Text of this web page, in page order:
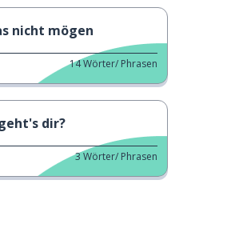
nicht mögen
14Wörter/ Phrasen
dir?
3Wörter/ Phrasen